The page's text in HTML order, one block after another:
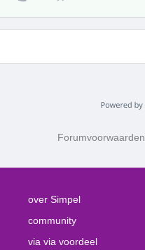
Forumvoorwaarden
over Simpel
community
via via voordeel